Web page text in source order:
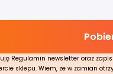
Regulamin newsletter oraz
sklepu. Wiem, że w zamian